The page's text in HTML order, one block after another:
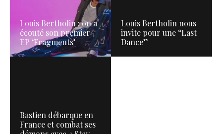
Louis Bertholin : on a
écouté son premier
EP ‘Fragments’
Louis Bertholin nous
invite pour une “Last
Dance”
Bastien débarque en
France et combat ses